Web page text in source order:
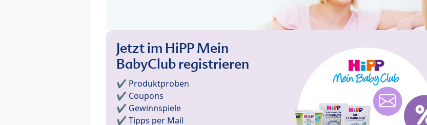
Jetzt im HiPP Mein
BabyClub registrieren
✔️ Produktproben
✔️ Coupons
✔️ Gewinnspiele
✔️ Tipps per Mail